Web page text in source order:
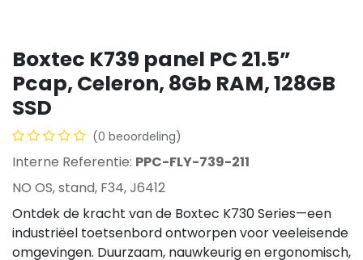
Boxtec K739 panel PC 21.5”
Pcap, Celeron, 8Gb RAM, 128GB
SSD
(0 beoordeling)
Interne Referentie: PPC-FLY-739-211
NO OS, stand, F34, J6412
Ontdek de kracht van de Boxtec K730 Series—een
industriëel toetsenbord ontworpen voor veeleisende
omgevingen. Duurzaam, nauwkeurig en ergonomisch,